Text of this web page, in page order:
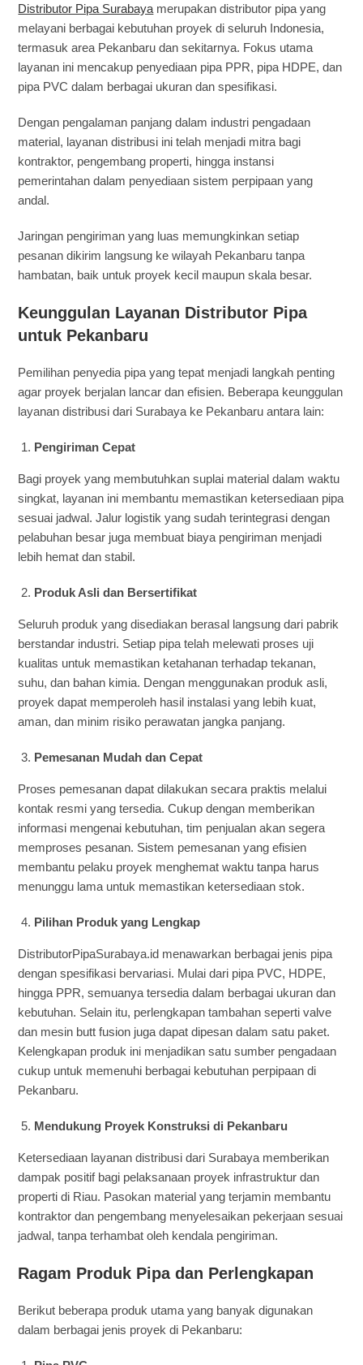
Distributor Pipa Surabaya merupakan distributor pipa yang
melayani berbagai kebutuhan proyek di seluruh Indonesia,
termasuk area Pekanbaru dan sekitarnya. Fokus utama
layanan ini mencakup penyediaan pipa PPR, pipa HDPE, dan
pipa PVC dalam berbagai ukuran dan spesifikasi.
Dengan pengalaman panjang dalam industri pengadaan
material, layanan distribusi ini telah menjadi mitra bagi
kontraktor, pengembang properti, hingga instansi
pemerintahan dalam penyediaan sistem perpipaan yang
andal.
Jaringan pengiriman yang luas memungkinkan setiap
pesanan dikirim langsung ke wilayah Pekanbaru tanpa
hambatan, baik untuk proyek kecil maupun skala besar.
Keunggulan Layanan Distributor Pipa
untuk Pekanbaru
Pemilihan penyedia pipa yang tepat menjadi langkah penting
agar proyek berjalan lancar dan efisien. Beberapa keunggulan
layanan distribusi dari Surabaya ke Pekanbaru antara lain:
Pengiriman Cepat
Bagi proyek yang membutuhkan suplai material dalam waktu
singkat, layanan ini membantu memastikan ketersediaan pipa
sesuai jadwal. Jalur logistik yang sudah terintegrasi dengan
pelabuhan besar juga membuat biaya pengiriman menjadi
lebih hemat dan stabil.
Produk Asli dan Bersertifikat
Seluruh produk yang disediakan berasal langsung dari pabrik
berstandar industri. Setiap pipa telah melewati proses uji
kualitas untuk memastikan ketahanan terhadap tekanan,
suhu, dan bahan kimia. Dengan menggunakan produk asli,
proyek dapat memperoleh hasil instalasi yang lebih kuat,
aman, dan minim risiko perawatan jangka panjang.
Pemesanan Mudah dan Cepat
Proses pemesanan dapat dilakukan secara praktis melalui
kontak resmi yang tersedia. Cukup dengan memberikan
informasi mengenai kebutuhan, tim penjualan akan segera
memproses pesanan. Sistem pemesanan yang efisien
membantu pelaku proyek menghemat waktu tanpa harus
menunggu lama untuk memastikan ketersediaan stok.
Pilihan Produk yang Lengkap
DistributorPipaSurabaya.id menawarkan berbagai jenis pipa
dengan spesifikasi bervariasi. Mulai dari pipa PVC, HDPE,
hingga PPR, semuanya tersedia dalam berbagai ukuran dan
kebutuhan. Selain itu, perlengkapan tambahan seperti valve
dan mesin butt fusion juga dapat dipesan dalam satu paket.
Kelengkapan produk ini menjadikan satu sumber pengadaan
cukup untuk memenuhi berbagai kebutuhan perpipaan di
Pekanbaru.
Mendukung Proyek Konstruksi di Pekanbaru
Ketersediaan layanan distribusi dari Surabaya memberikan
dampak positif bagi pelaksanaan proyek infrastruktur dan
properti di Riau. Pasokan material yang terjamin membantu
kontraktor dan pengembang menyelesaikan pekerjaan sesuai
jadwal, tanpa terhambat oleh kendala pengiriman.
Ragam Produk Pipa dan Perlengkapan
Berikut beberapa produk utama yang banyak digunakan
dalam berbagai jenis proyek di Pekanbaru: